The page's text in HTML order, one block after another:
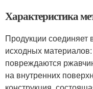
Характеристика
Продукции соединяет
исходных
повреждаются
на внутренних